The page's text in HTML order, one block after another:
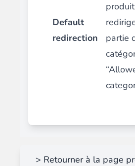
Default
redirection
partie
> Retourner à la page